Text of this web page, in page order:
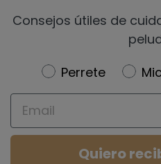
Consejos útiles de
Newsletter
Perrete
Email
Quiero